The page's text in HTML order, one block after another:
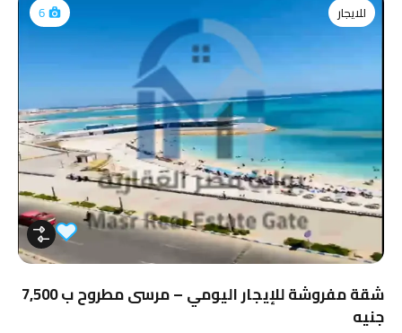
للايجار 6
شقة مفروشة للإيجار اليومي – مرسى مطروح ب 7,500
جنيه